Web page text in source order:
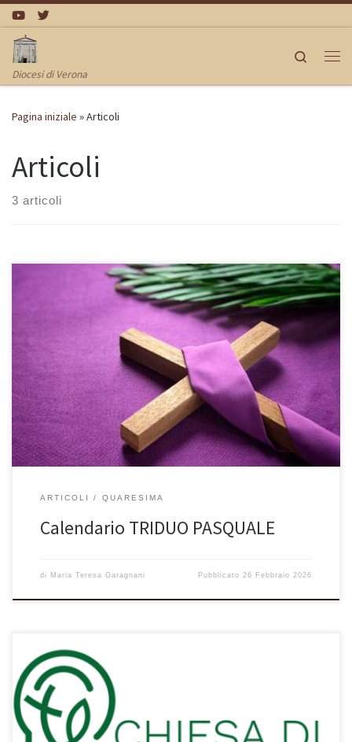
Passa al contenuto
Diocesi di Verona
Search
Pagina iniziale »Articoli
Articoli
3 articoli
ARTICOLI QUARESIMA
Calendario TRIDUO PASQUALE
di Maria Teresa Garagnani Pubblicato 26 Febbraio 2026
“Lazzaro, vieni fuori!”